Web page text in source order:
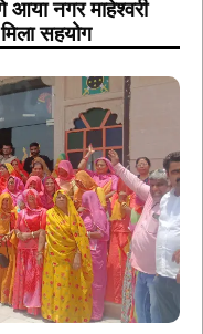
नगर माहेश्वरी
सहयोग